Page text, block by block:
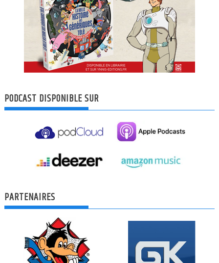
PODCAST DISPONIBLE SUR
PARTENAIRES